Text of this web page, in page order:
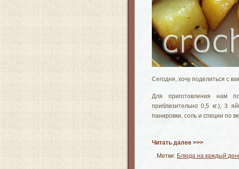
Сегодня, хочу поделиться с
Для приготовления нам
приблизительно 0,5 кг.), 3
панировки, соль и специи по
Читать далее >>>
Метки: Блюда на каждый